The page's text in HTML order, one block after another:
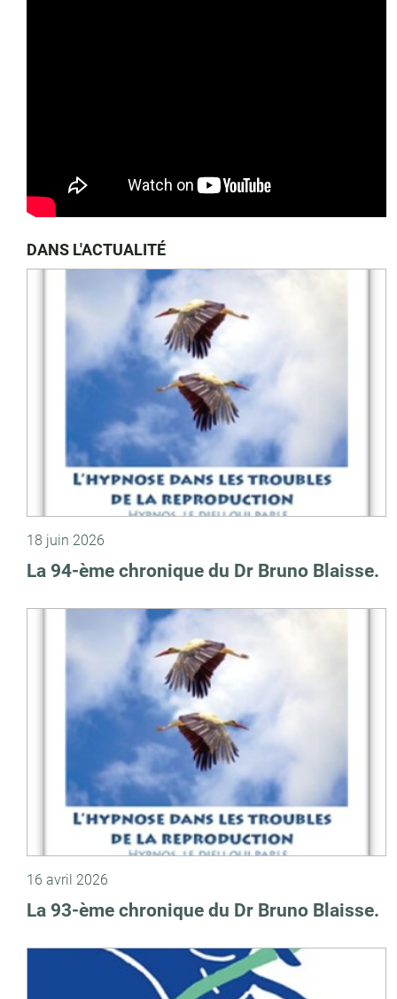
DANS L'ACTUALITÉ
18 juin 2026
La 94-ème chronique du Dr Bruno Blaisse.
16 avril 2026
La 93-ème chronique du Dr Bruno Blaisse.